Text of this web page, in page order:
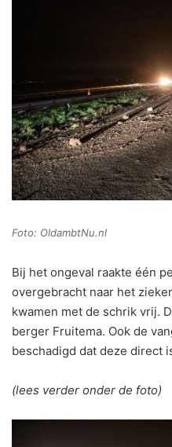
Foto: OldambtNu.nl
Bij het ongeval raakte één
overgebracht naar het
kwamen met de schrik vrij.
berger Fruitema. Ook de
beschadigd dat deze direct
(lees verder onder de foto)